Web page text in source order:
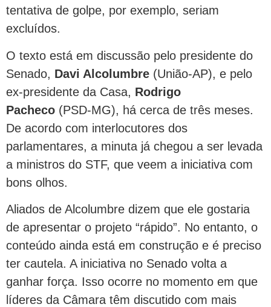
tentativa de golpe, por exemplo, seriam
excluídos.
O texto está em discussão pelo presidente do
Senado, Davi Alcolumbre (União-AP), e pelo
ex-presidente da Casa, Rodrigo
Pacheco (PSD-MG), há cerca de três meses.
De acordo com interlocutores dos
parlamentares, a minuta já chegou a ser levada
a ministros do STF, que veem a iniciativa com
bons olhos.
Aliados de Alcolumbre dizem que ele gostaria
de apresentar o projeto “rápido”. No entanto, o
conteúdo ainda está em construção e é preciso
ter cautela. A iniciativa no Senado volta a
ganhar força. Isso ocorre no momento em que
líderes da Câmara têm discutido com mais